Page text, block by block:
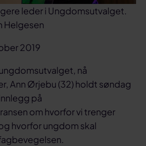
leder i Ungdomsutvalget.
Helgesen
2019
nå
Ann Ørjebu (32) holdt søndag
på
om hvorfor vi trenger
hvorfor ungdom skal